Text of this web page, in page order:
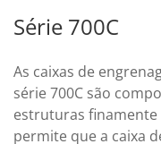
Série 700C
As caixas de
série 700C são
estruturas finamente
permite que a caixa